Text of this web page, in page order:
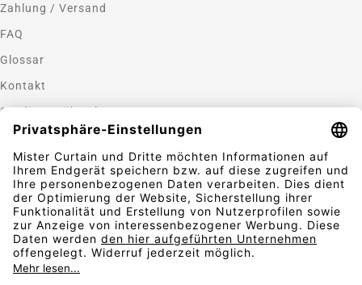
Zahlung / Versand
FAQ
Glossar
Kontakt
Gardinen nähen lassen
Zahlungsmethoden
Sicherheit